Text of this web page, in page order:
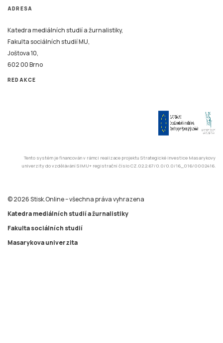
Joštova 10,
REDAKCE
Tento systém je financován v rámci realizace projektu Strategické investice Masarykovy
univerzity do vzdělávání SIMU+ registrační číslo CZ.02.2.67/0.0/0.0/16_016/0002416.
Katedra mediálních studií a žurnalistiky